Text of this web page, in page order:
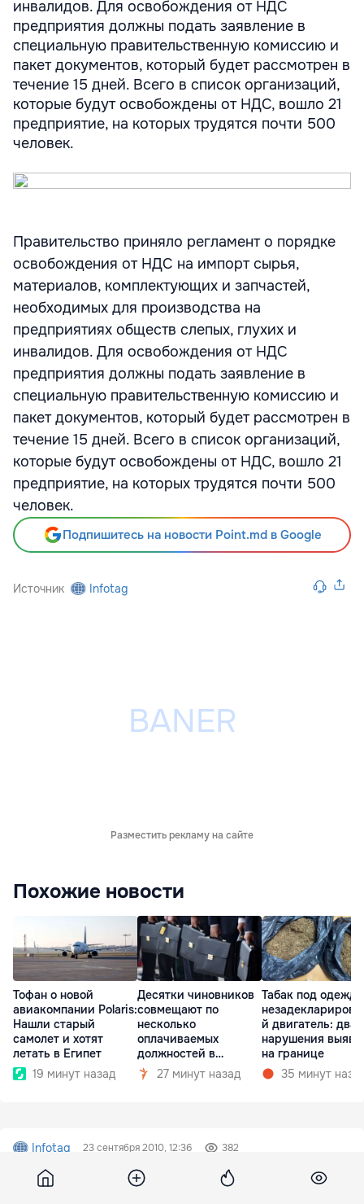
инвалидов. Для освобождения от НДС
предприятия должны подать заявление в
специальную правительственную комиссию и
пакет документов, который будет рассмотрен в
течение 15 дней. Всего в список организаций,
которые будут освобождены от НДС, вошло 21
предприятие, на которых трудятся почти 500
человек.
Правительство приняло регламент о порядке
освобождения от НДС на импорт сырья,
материалов, комплектующих и запчастей,
необходимых для производства на
предприятиях обществ слепых, глухих и
инвалидов. Для освобождения от НДС
предприятия должны подать заявление в
специальную правительственную комиссию и
пакет документов, который будет рассмотрен в
течение 15 дней. Всего в список организаций,
которые будут освобождены от НДС, вошло 21
предприятие, на которых трудятся почти 500
человек.
Подпишитесь на новости Point.md в Google
Источник Infotag
Разместить рекламу на сайте
Похожие новости
Тофан о новой
авиакомпании Polaris:
Нашли старый
самолет и хотят
летать в Египет
19 минут назад
Десятки чиновников
совмещают по
несколько
оплачиваемых
должностей в
госкомпаниях
27 минут назад
Табак под
й двигатель: два
нарушения
на границе
35 минут
Infotag 23 сентября 2010, 12:36 382
АДМИНИСТРАЦИИ ГАГАУЗИИ